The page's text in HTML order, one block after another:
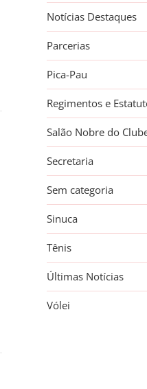
Notícias Destaques
Parcerias
Pica-Pau
Regimentos e
Salão Nobre do
Secretaria
Sem categoria
Sinuca
Tênis
Últimas Notícias
Vólei